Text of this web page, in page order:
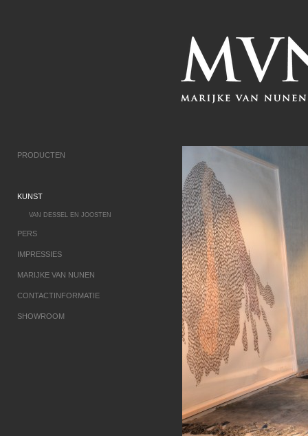
PRODUCTEN
KUNST
VAN DESSEL EN JOOSTEN
PERS
IMPRESSIES
MARIJKE VAN NUNEN
CONTACTINFORMATIE
SHOWROOM